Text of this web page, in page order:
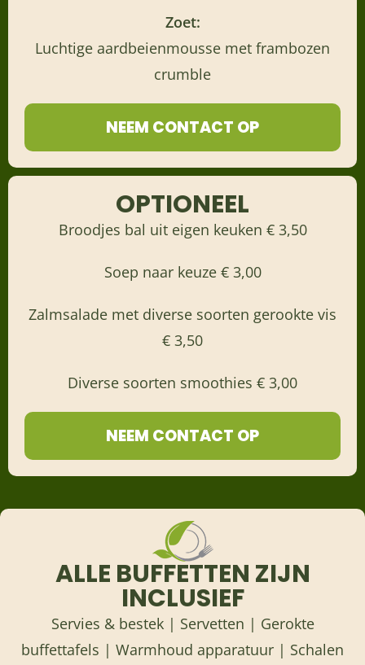
Zoet:
Luchtige aardbeienmousse met frambozen
crumble
NEEM CONTACT OP
OPTIONEEL
Broodjes bal uit eigen keuken € 3,50
Soep naar keuze € 3,00
Zalmsalade met diverse soorten gerookte vis
€ 3,50
Diverse soorten smoothies € 3,00
NEEM CONTACT OP
ALLE BUFFETTEN ZIJN
INCLUSIEF
Servies & bestek | Servetten | Gerokte
buffettafels | Warmhoud apparatuur | Schalen